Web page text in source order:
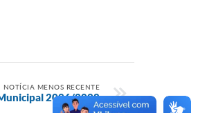
NOTÍCIA MENOS RECENTE
2026/2028